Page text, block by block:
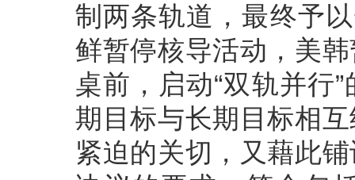
制两条轨道，最终予
鲜暂停核导活动，美
桌前，启动“双轨并行
期目标与长期目标相
紧迫的关切，又藉此